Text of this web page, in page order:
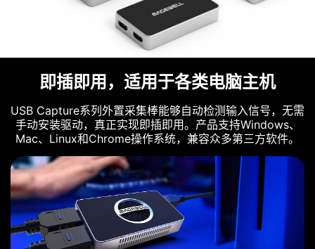
即插即用，适用于各类电脑主机
USB Capture系列外置采集棒能够自动检测输入信号，无需
手动安装驱动，真正实现即插即用。产品支持Windows、
Mac、Linux和Chrome操作系统，兼容众多第三方软件。